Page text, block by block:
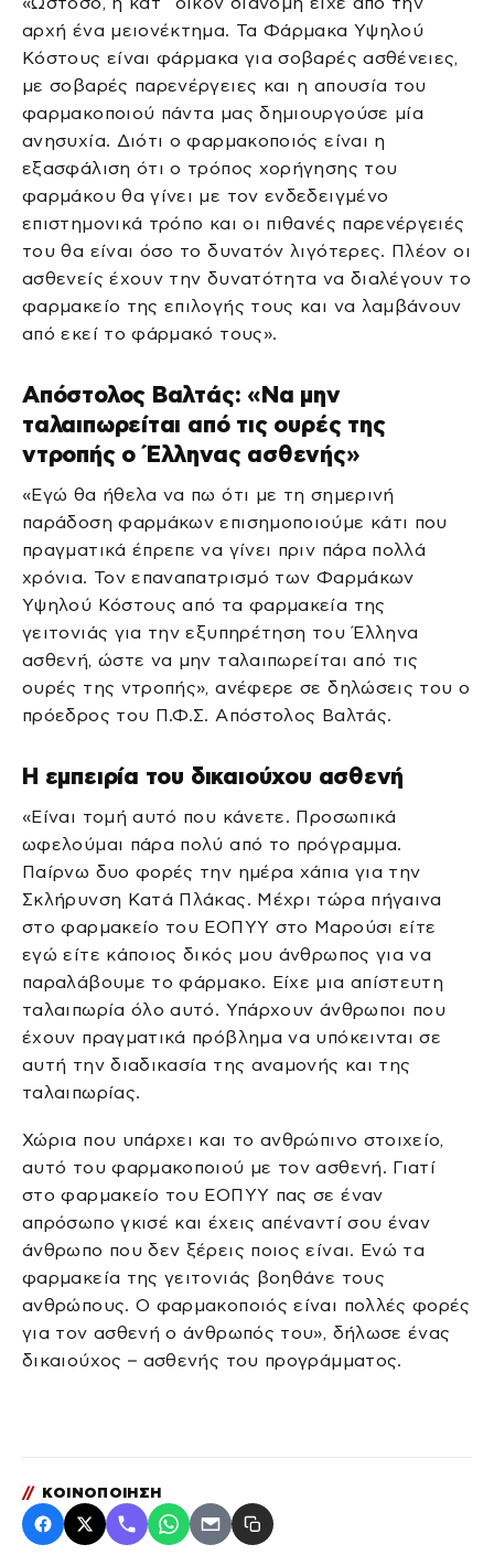
αρχή ένα μειονέκτημα. Τα Φάρμακα Υψηλού
Κόστους είναι φάρμακα για σοβαρές ασθένειες,
με σοβαρές παρενέργειες και η απουσία του
φαρμακοποιού πάντα μας δημιουργούσε μία
ανησυχία. Διότι ο φαρμακοποιός είναι η
εξασφάλιση ότι ο τρόπος χορήγησης του
φαρμάκου θα γίνει με τον ενδεδειγμένο
επιστημονικά τρόπο και οι πιθανές παρενέργειές
του θα είναι όσο το δυνατόν λιγότερες. Πλέον οι
ασθενείς έχουν την δυνατότητα να διαλέγουν το
φαρμακείο της επιλογής τους και να λαμβάνουν
από εκεί το φάρμακό τους».
Απόστολος Βαλτάς: «Να μην
ταλαιπωρείται από τις ουρές της
ντροπής ο Έλληνας ασθενής»
«Εγώ θα ήθελα να πω ότι με τη σημερινή
παράδοση φαρμάκων επισημοποιούμε κάτι που
πραγματικά έπρεπε να γίνει πριν πάρα πολλά
χρόνια. Τον επαναπατρισμό των Φαρμάκων
Υψηλού Κόστους από τα φαρμακεία της
γειτονιάς για την εξυπηρέτηση του Έλληνα
ασθενή, ώστε να μην ταλαιπωρείται από τις
ουρές της ντροπής», ανέφερε σε δηλώσεις του ο
πρόεδρος του Π.Φ.Σ. Απόστολος Βαλτάς.
Η εμπειρία του δικαιούχου ασθενή
«Είναι τομή αυτό που κάνετε. Προσωπικά
ωφελούμαι πάρα πολύ από το πρόγραμμα.
Παίρνω δυο φορές την ημέρα χάπια για την
Σκλήρυνση Κατά Πλάκας. Μέχρι τώρα πήγαινα
στο φαρμακείο του ΕΟΠΥΥ στο Μαρούσι είτε
εγώ είτε κάποιος δικός μου άνθρωπος για να
παραλάβουμε το φάρμακο. Είχε μια απίστευτη
ταλαιπωρία όλο αυτό. Υπάρχουν άνθρωποι που
έχουν πραγματικά πρόβλημα να υπόκεινται σε
αυτή την διαδικασία της αναμονής και της
ταλαιπωρίας.
Χώρια που υπάρχει και το ανθρώπινο στοιχείο,
αυτό του φαρμακοποιού με τον ασθενή. Γιατί
στο φαρμακείο του ΕΟΠΥΥ πας σε έναν
απρόσωπο γκισέ και έχεις απέναντί σου έναν
άνθρωπο που δεν ξέρεις ποιος είναι. Ενώ τα
φαρμακεία της γειτονιάς βοηθάνε τους
ανθρώπους. Ο φαρμακοποιός είναι πολλές φορές
για τον ασθενή ο άνθρωπός του», δήλωσε ένας
δικαιούχος – ασθενής του προγράμματος.
// ΚΟΙΝΟΠΟΙΗΣΗ